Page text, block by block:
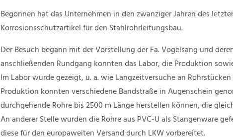
Begonnen hat das Unternehmen in den zwanziger Jahren des
Korrosionsschutzartikel für den Stahlrohrleitungsbau.
Der Besuch begann mit der Vorstellung der Fa. Vogelsang und
anschließenden Rundgang konnten das Labor, die Produktion
Im Labor wurde gezeigt, u. a. wie Langzeitversuche an
Produktion konnten verschiedene Bandstraße in Augenschein
durchgehende Rohre bis 2500 m Länge herstellen können, die
An anderer Stelle wurden die Rohre aus PVC-U als Stangenware
diese für den europaweiten Versand durch LKW vorbereitet.